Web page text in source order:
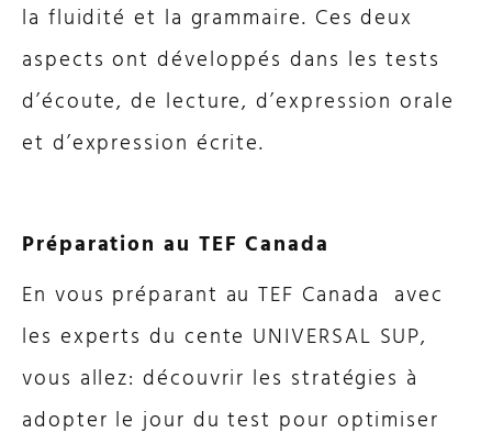
la fluidité et la grammaire. Ces deux
aspects ont développés dans les tests
d’écoute, de lecture, d’expression orale
et d’expression écrite.
Préparation au TEF Canada
En vous préparant au TEF Canada avec
les experts du cente UNIVERSAL SUP,
vous allez: découvrir les stratégies à
adopter le jour du test pour optimiser